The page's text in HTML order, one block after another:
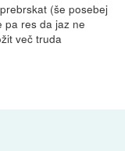
(še posebej
pa res da jaz ne
več truda